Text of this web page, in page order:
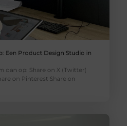
Een Product Design Studio in
dan op: Share on X (Twitter)
on Pinterest Share on